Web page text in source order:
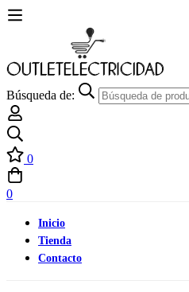
Búsqueda de:
0
0
Inicio
Tienda
Contacto